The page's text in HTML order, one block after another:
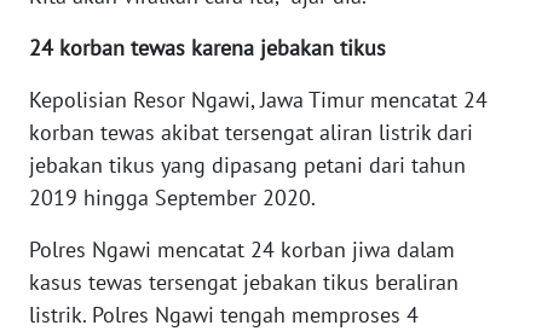
24 korban tewas karena jebakan tikus
Kepolisian Resor Ngawi, Jawa Timur mencatat 24
korban tewas akibat tersengat aliran listrik dari
jebakan tikus yang dipasang petani dari tahun
2019 hingga September 2020.
Polres Ngawi mencatat 24 korban jiwa dalam
kasus tewas tersengat jebakan tikus beraliran
listrik. Polres Ngawi tengah memproses 4
WN
WN
PADANG
LAWAS
WN
SUMEDANG